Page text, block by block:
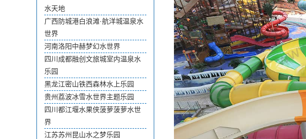
水天地
广西防城港白浪滩·航洋城温泉水
世界
河南洛阳中赫梦幻水世界
四川成都融创文旅城室内温泉水
乐园
黑龙江密山铁西森林水上乐园
贵州荔波冰雪水世界主题乐园
四川都江堰水果侠菠萝菠萝水世
界
江苏苏州昆山水之梦乐园